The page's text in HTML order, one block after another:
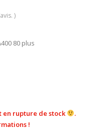
)
80 plus
en rupture de stock
.
!